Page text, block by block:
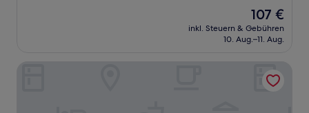
Der
Preis
beträgt
107 €
inkl. Steuern & Gebühren
10. Aug.–11. Aug.